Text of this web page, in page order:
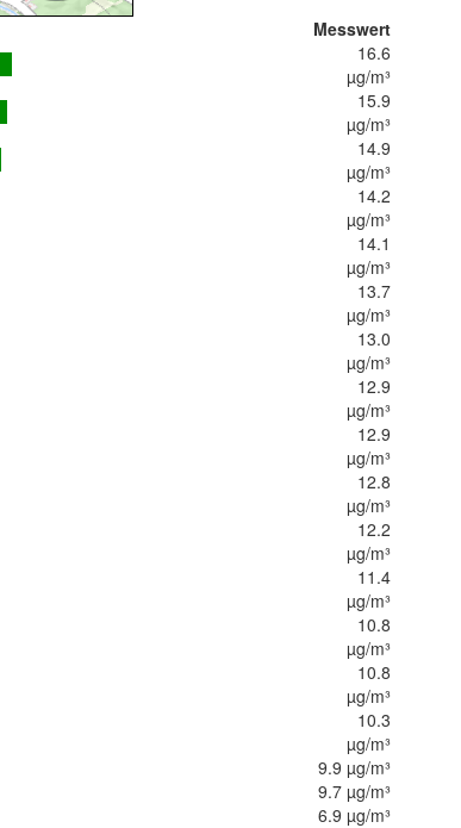
Messwert
16.6
µg/m³
15.9
µg/m³
14.9
µg/m³
14.2
µg/m³
14.1
µg/m³
13.7
µg/m³
13.0
µg/m³
12.9
µg/m³
12.9
µg/m³
12.8
µg/m³
12.2
µg/m³
11.4
µg/m³
10.8
µg/m³
10.8
µg/m³
10.3
µg/m³
9.9 µg/m³
9.7 µg/m³
6.9 µg/m³